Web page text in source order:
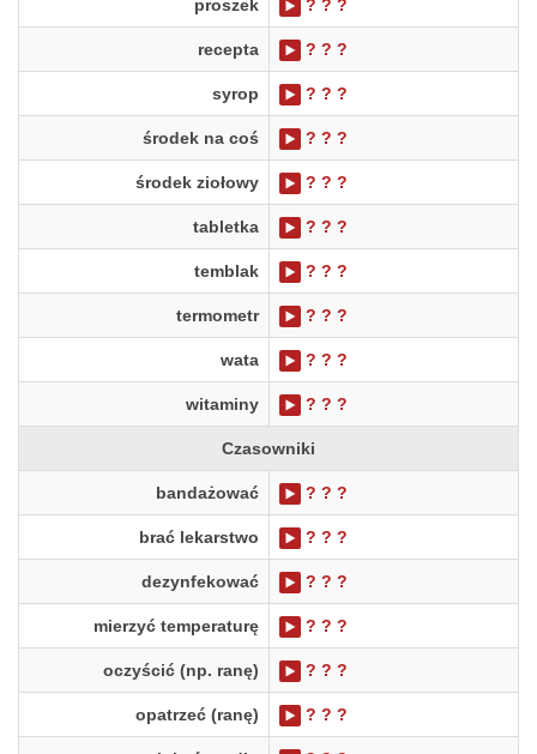
proszek ? ? ?
recepta ? ? ?
syrop ? ? ?
środek na coś ? ? ?
środek ziołowy ? ? ?
tabletka ? ? ?
temblak ? ? ?
termometr ? ? ?
wata ? ? ?
witaminy ? ? ?
Czasowniki
bandażować ? ? ?
brać lekarstwo ? ? ?
dezynfekować ? ? ?
mierzyć temperaturę ? ? ?
oczyścić (np. ranę) ? ? ?
opatrzeć (ranę) ? ? ?